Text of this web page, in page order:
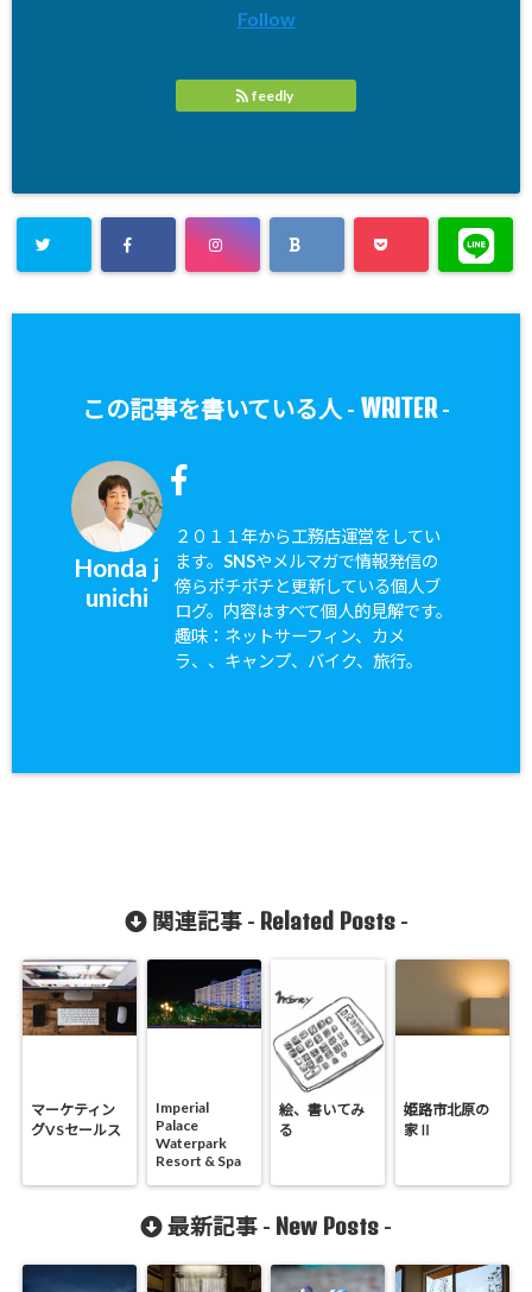
Follow
feedly
この記事を書いている人 - WRITER-
Honda j
unichi
２０１１年から工務店運営をしてい
ます。SNSやメルマガで情報発信の
傍らボチボチと更新している個人ブ
ログ。内容はすべて個人的見解です。
趣味：ネットサーフィン、カメ
ラ、、キャンプ、バイク、旅行。
関連記事 - Related Posts-
マーケティン
グVSセールス
Imperial
Palace
Waterpark
Resort & Spa
絵、書いてみ
る
姫路市北原の
家Ⅱ
最新記事 - New Posts -